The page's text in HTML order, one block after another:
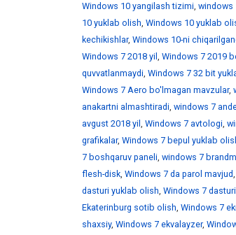
Windows 10 yangilash tizimi, windows
10 yuklab olish, Windows 10 yuklab
kechikishlar, Windows 10-ni
Windows 7 2018 yil , Windows 7 2019
quvvatlanmaydi, Windows 7 32 bit
Windows 7 Aero bo'lmagan mavzular,
anakartni almashtiradi, windows 7
avgust 2018 yil , Windows 7 avtologi,
grafikalar, Windows 7 bepul yuklab
7 boshqaruv paneli, windows 7
flesh-disk, Windows 7 da parol mavjud,
dasturi yuklab olish, Windows 7
Ekaterinburg sotib olish, Windows 7
shaxsiy, Windows 7 ekvalayzer,